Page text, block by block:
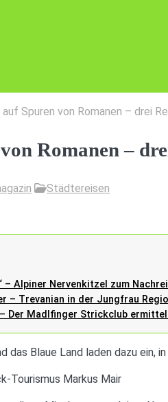
auf Spuren von Romanen – drei
Romanen –
Städtereisen
– Alpiner Nervenkitzel zum
– Trevanian in der Jungfrau
Der Madlfinger Strickclub
das Blaue Land laden dazu ein,